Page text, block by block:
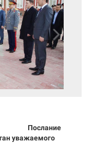
Next
Послание
уважаемого